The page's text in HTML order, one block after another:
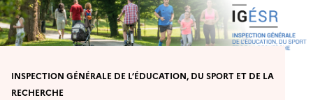
INSPECTION GÉNÉRALE DE L’ÉDUCATION, DU SPORT ET DE LA
RECHERCHE